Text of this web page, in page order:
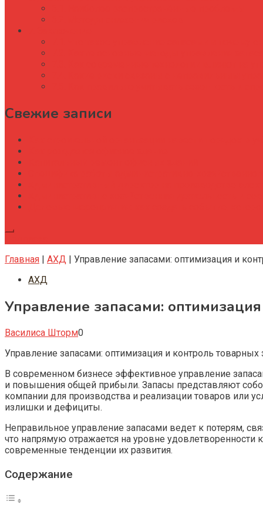
Свежие записи
Главная | АХД | Управление запасами: оптимизация и
АХД
Управление запасами:
Василиса Шторм0
Управление запасами: оптимизация и контроль
В современном бизнесе эффективное управление
и повышения общей прибыли. Запасы представляют
компании для производства и реализации товаров или
излишки и дефициты.
Неправильное управление запасами ведет к потерям,
что напрямую отражается на уровне
современные тенденции их развития.
Содержание